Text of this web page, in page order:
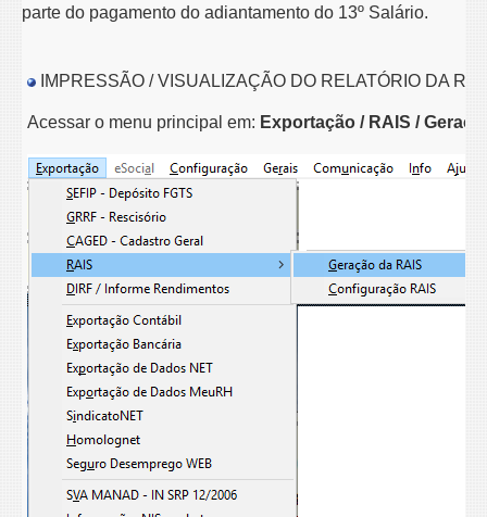
parte do pagamento do adiantamento do 13º Salário.
IMPRESSÃO / VISUALIZAÇÃO DO RELATÓRIO DA
Acessar o menu principal em: Exportação / RAIS /